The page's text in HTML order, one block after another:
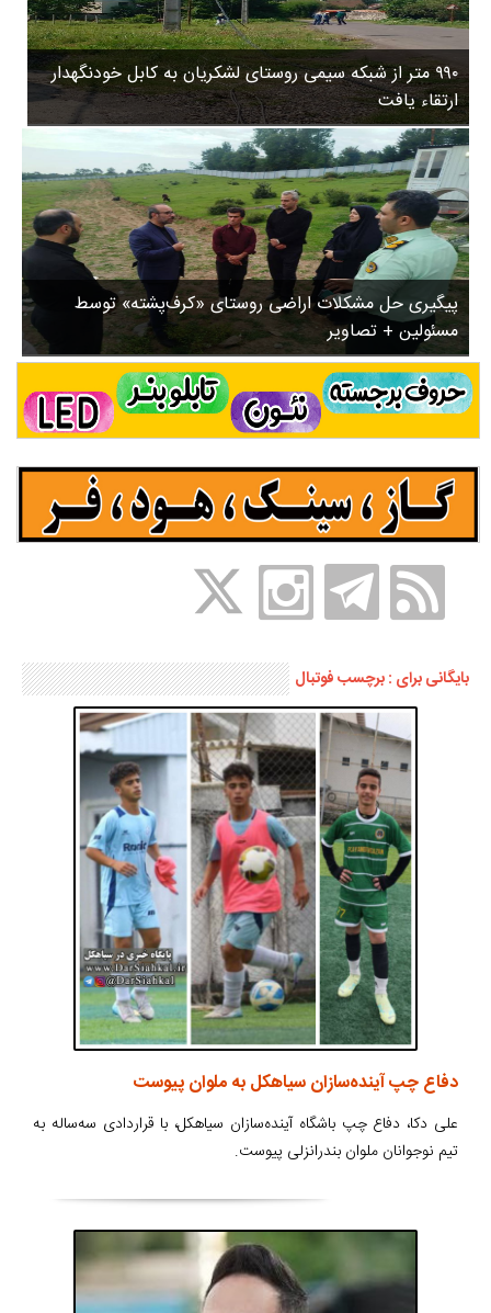
روستاها
ورزشی
سیاسی
چندرسانه ای
مسیر گردشگری دیلمان
درباره ما
۹۹۰ متر از شبکه سیمی روستای لشکریان به کابل خودنگهدار
ارتقاء یافت
پیگیری حل مشکلات اراضی روستای «کرف‌پشته» توسط
مسئولین + تصاویر
۳
۵
۸
ب
ا
ز
ن
ش
س
ت
ش
د
.
بایگانی برای : برچسب فوتبال
دفاع چپ آینده‌سازان سیاهکل به ملوان پیوست
علی دکا، دفاع چپ باشگاه آینده‌سازان سیاهکل، با قراردادی سه‌ساله به
تیم نوجوانان ملوان بندرانزلی پیوست.